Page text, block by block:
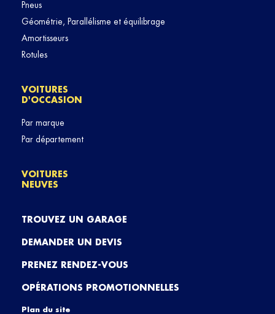
Pneus
Géométrie, Parallélisme et équilibrage
Amortisseurs
Rotules
VOITURES
D'OCCASION
Par marque
Par département
VOITURES
NEUVES
TROUVEZ UN GARAGE
DEMANDER UN DEVIS
PRENEZ RENDEZ-VOUS
OPÉRATIONS PROMOTIONNELLES
Plan du site